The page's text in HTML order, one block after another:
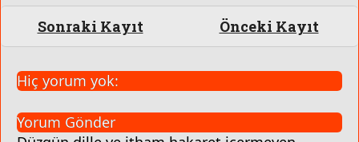
Sonraki Kayıt Önceki Kayıt
Hiç yorum yok:
Yorum Gönder